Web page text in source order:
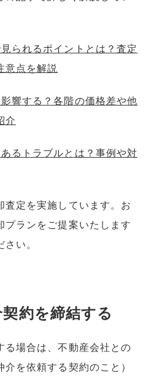
られるポイントとは？査定
意点を解説
響する？各階の価格差や他
介
るトラブルとは？事例や対
査定を実施しています。お
プランをご提案いたします
い。
約を締結する
る場合は、不動産会社との
を依頼する契約のこと）